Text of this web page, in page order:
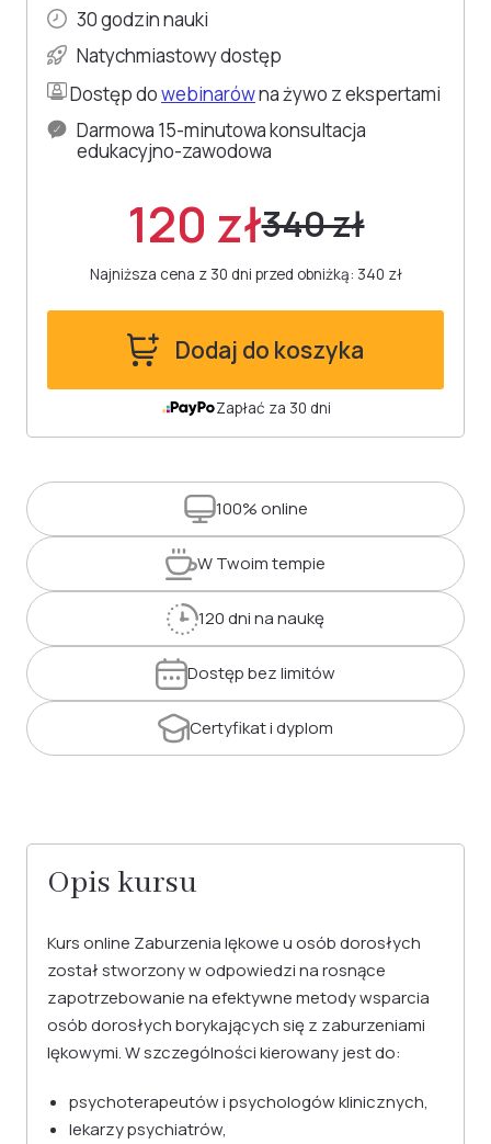
30 godzin nauki
Natychmiastowy dostęp
Dostęp dowebinarówna żywo z ekspertami
Darmowa 15-minutowa konsultacja
edukacyjno-zawodowa
120 zł340 zł
Najniższa cena z 30 dni przed obniżką: 340 zł
Dodaj do koszyka
Zapłać za 30 dni
100%online
W Twoimtempie
120 dnina naukę
Dostępbez limitów
Certyfikati dyplom
Opis kursu
Kurs online Zaburzenia lękowe u osób dorosłych
został stworzony w odpowiedzi na rosnące
zapotrzebowanie na efektywne metody wsparcia
osób dorosłych borykających się z zaburzeniami
lękowymi. W szczególności kierowany jest do:
psychoterapeutów i psychologów klinicznych,
lekarzy psychiatrów,